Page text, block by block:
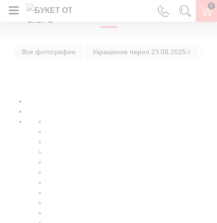
0
Все фотографии Украшение перил 23.08.2025 г.